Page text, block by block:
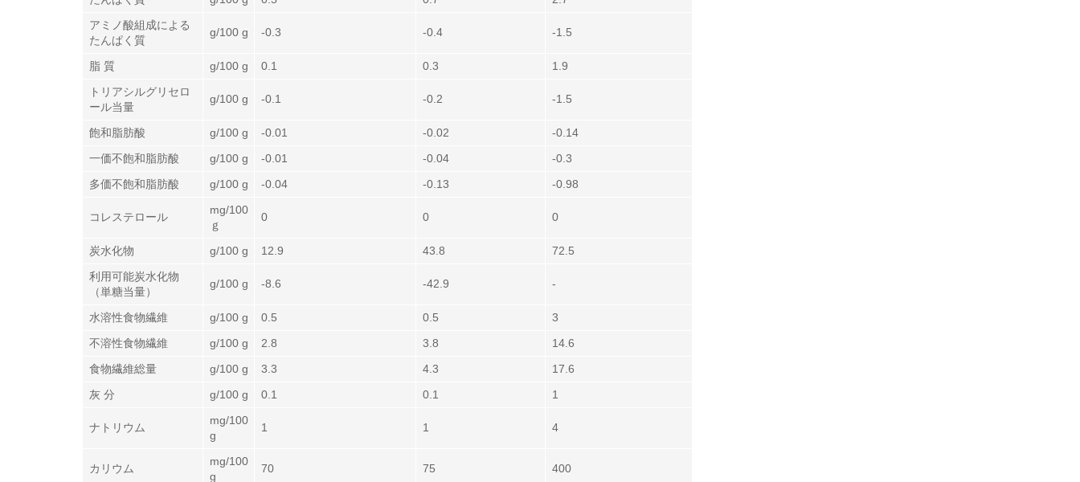
アミノ酸組成による
たんぱく質
g/100 g -0.3 -0.4 -1.5
脂 質 g/100 g 0.1 0.3
1.9
トリアシルグリセロ
ール当量
g/100 g -0.1 -0.2 -1.5
飽和脂肪酸 g/100 g -0.01 -0.02
-0.14
一価不飽和脂肪酸
g/100 g -0.01 -0.04
-0.3
多価不飽和脂肪酸
g/100 g -0.04 -0.13 -0.98
コレステロール
mg/100
ｇ
0 0 0
炭水化物 g/100 g 12.9 43.8
72.5
利用可能炭水化物
（単糖当量）
g/100 g -8.6 -42.9 -
水溶性食物繊維 g/100 g 0.5 0.5
3
不溶性食物繊維
g/100 g 2.8 3.8
14.6
食物繊維総量
g/100 g 3.3 4.3
17.6
灰 分
g/100 g 0.1 0.1 1
ナトリウム
mg/100
g
1 1 4
カリウム
mg/100
g
70 75 400